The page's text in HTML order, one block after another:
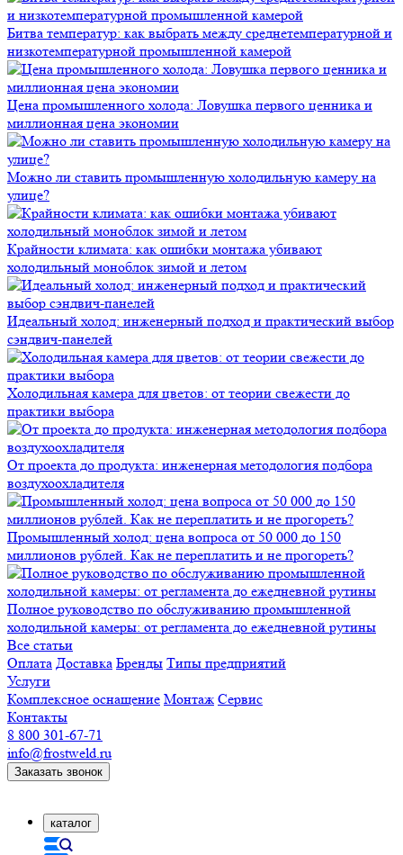
Битва температур: как выбрать между среднетемпературной и
низкотемпературной промышленной камерой
Цена промышленного холода: Ловушка первого ценника и
миллионная цена экономии
Можно ли ставить промышленную холодильную камеру на
улице?
Крайности климата: как ошибки монтажа убивают
холодильный моноблок зимой и летом
Идеальный холод: инженерный подход и практический выбор
сэндвич-панелей
Холодильная камера для цветов: от теории свежести до
практики выбора
От проекта до продукта: инженерная методология подбора
воздухоохладителя
Промышленный холод: цена вопроса от 50 000 до 150
миллионов рублей. Как не переплатить и не прогореть?
Полное руководство по обслуживанию промышленной
холодильной камеры: от регламента до ежедневной рутины
Все статьи
Оплата Доставка Бренды Типы предприятий
Услуги
Комплексное оснащение Монтаж Сервис
Контакты
8 800 301-67-71
info@frostweld.ru
Заказать звонок
каталог